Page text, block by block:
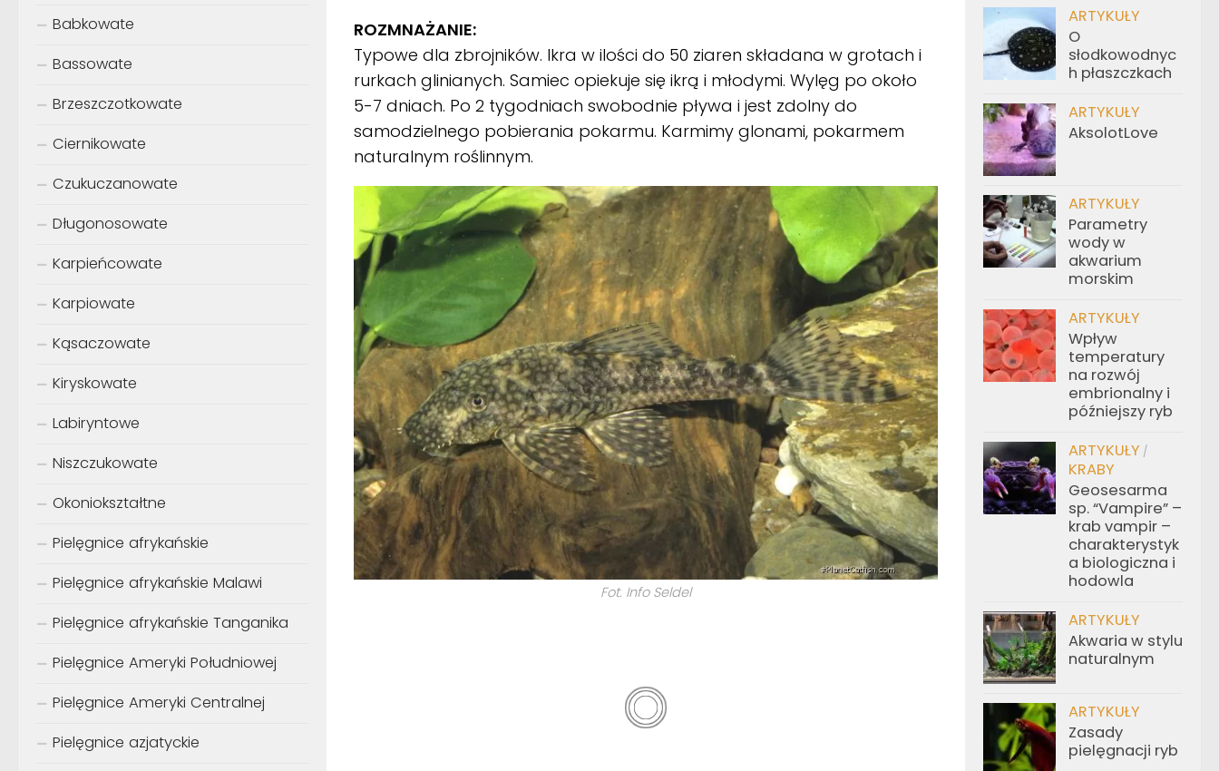
ROZMNAŻANIE:
Typowe dla zbrojników. Ikra w ilości do 50 ziaren składana w grotach i
rurkach glinianych. Samiec opiekuje się ikrą i młodymi. Wylęg po około
5-7 dniach. Po 2 tygodniach swobodnie pływa i jest zdolny do
samodzielnego pobierania pokarmu. Karmimy glonami, pokarmem
naturalnym roślinnym.
Fot. Info Seldel
Babkowate
Bassowate
Brzeszczotkowate
Ciernikowate
Czukuczanowate
Długonosowate
Karpieńcowate
Karpiowate
Kąsaczowate
Kiryskowate
Labiryntowe
Niszczukowate
Okoniokształtne
Pielęgnice afrykańskie
Pielęgnice afrykańskie Malawi
Pielęgnice afrykańskie Tanganika
Pielęgnice Ameryki Południowej
Pielęgnice Ameryki Centralnej
Pielęgnice azjatyckie
ARTYKUŁY
O
słodkowodnyc
h płaszczkach
ARTYKUŁY
AksolotLove
ARTYKUŁY
Parametry
wody w
akwarium
morskim
ARTYKUŁY
Wpływ
temperatury
na rozwój
embrionalny i
późniejszy ryb
ARTYKUŁY /
KRABY
Geosesarma
sp. “Vampire” –
krab vampir –
charakterystyk
a biologiczna i
hodowla
ARTYKUŁY
Akwaria w stylu
naturalnym
ARTYKUŁY
Zasady
pielęgnacji ryb